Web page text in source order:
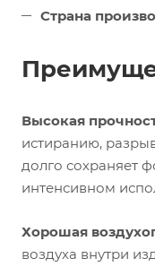
Страна
Высокая
истиранию,
долго сохраняет
интенсивном
Хорошая
воздуха внутри